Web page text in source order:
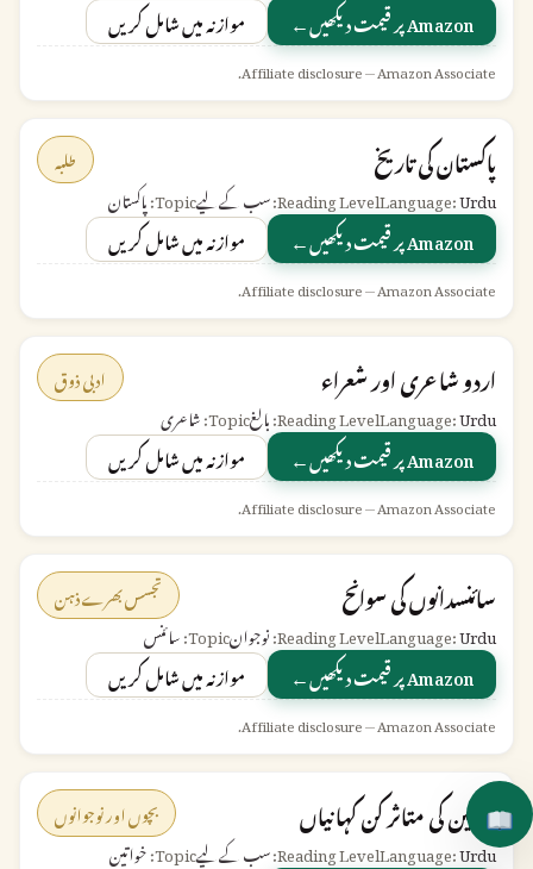
Amazon پر قیمت دیکھیں ← موازنہ میں شامل کریں
Affiliate disclosure — Amazon Associate.
پاکستان کی تاریخ
طلبہ
Language:Urdu
Reading Level:سب کے لیےTopic: پاکستان
Amazon پر قیمت دیکھیں ← موازنہ میں شامل کریں
Affiliate disclosure — Amazon Associate.
اردو شاعری اور شعراء
ادبی ذوق
Language:Urdu
Reading Level: بالغTopic: شاعری
Amazon پر قیمت دیکھیں ← موازنہ میں شامل کریں
Affiliate disclosure — Amazon Associate.
سائنسدانوں کی سوانح
تجسس بھرے ذہن
Language:Urdu
Reading Level: نوجوانTopic: سائنس
Amazon پر قیمت دیکھیں ← موازنہ میں شامل کریں
Affiliate disclosure — Amazon Associate.
خواتین کی متاثر کن کہانیاں
بچوں اور نوجوانوں
Language:Urdu
Reading Level:سب کے لیےTopic: خواتین